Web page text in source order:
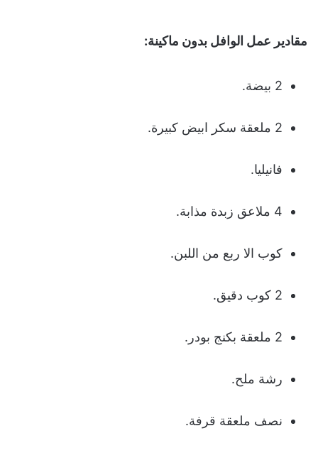
مقادير عمل الوافل بدون ماكينة:
2 بيضة.
2 ملعقة سكر ابيض كبيرة.
فانيليا.
4 ملاعق زبدة مذابة.
كوب الا ربع من اللبن.
2 كوب دقيق.
2 ملعقة بكنج بودر.
رشة ملح.
نصف ملعقة قرفة.